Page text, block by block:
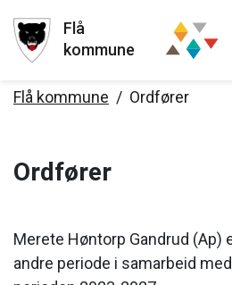
Hopp til
Flå
kommune
Flå kommune Ordfører
Ordfører
Merete Høntorp Gandrud (Ap)
andre periode i samarbeid